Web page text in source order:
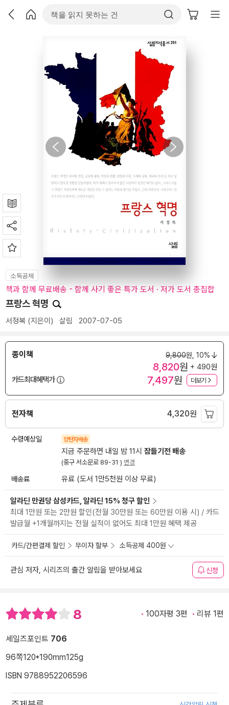
소득공제
책과 함께 무료배송 - 함께 사기 좋은 특가 도서 · 저가 도서 총집합
프랑스 혁명
서정복 (지은이) 살림 2007-07-05
종이책 9,800원, 10%
8,820원 + 490원
카드최대혜택가
7,497원 더보기
전자책 4,320원
수령예상일 양탄자배송
지금 주문하면 내일 밤 11시 잠들기전 배송
(중구 서소문로 89-31 ) 변경
배송료 유료 (도서 1만5천원 이상 무료)
알라딘 만권당 삼성카드, 알라딘 15% 청구 할인
최대 1만원 또는 2만원 할인(전월 30만원 또는 60만원 이용 시) / 카드
발급월 +1개월까지는 전월 실적이 없어도 최대 1만원 혜택 제공
카드/간편결제 할인 무이자 할부 소득공제 400원
관심 저자, 시리즈의 출간 알림을 받아보세요 신청
8 100자평 3편 리뷰 1편
세일즈포인트 706
96쪽120*190mm125g
ISBN 9788952206596